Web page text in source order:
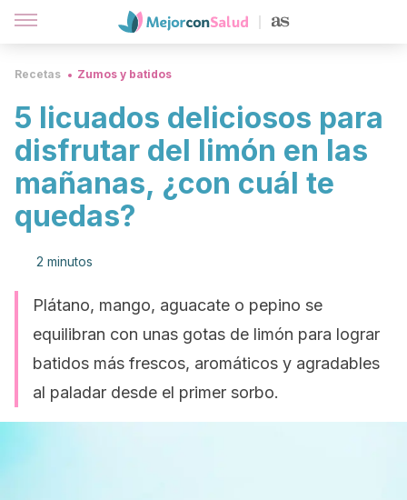
Recetas Zumos y batidos
5 licuados deliciosos para
disfrutar del limón en las
mañanas, ¿con cuál te
quedas?
2 minutos
Plátano, mango, aguacate o pepino se
equilibran con unas gotas de limón para lograr
batidos más frescos, aromáticos y agradables
al paladar desde el primer sorbo.